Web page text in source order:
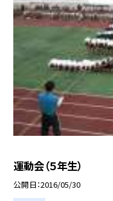
運動会（５年生）
公開日 2016/05/30